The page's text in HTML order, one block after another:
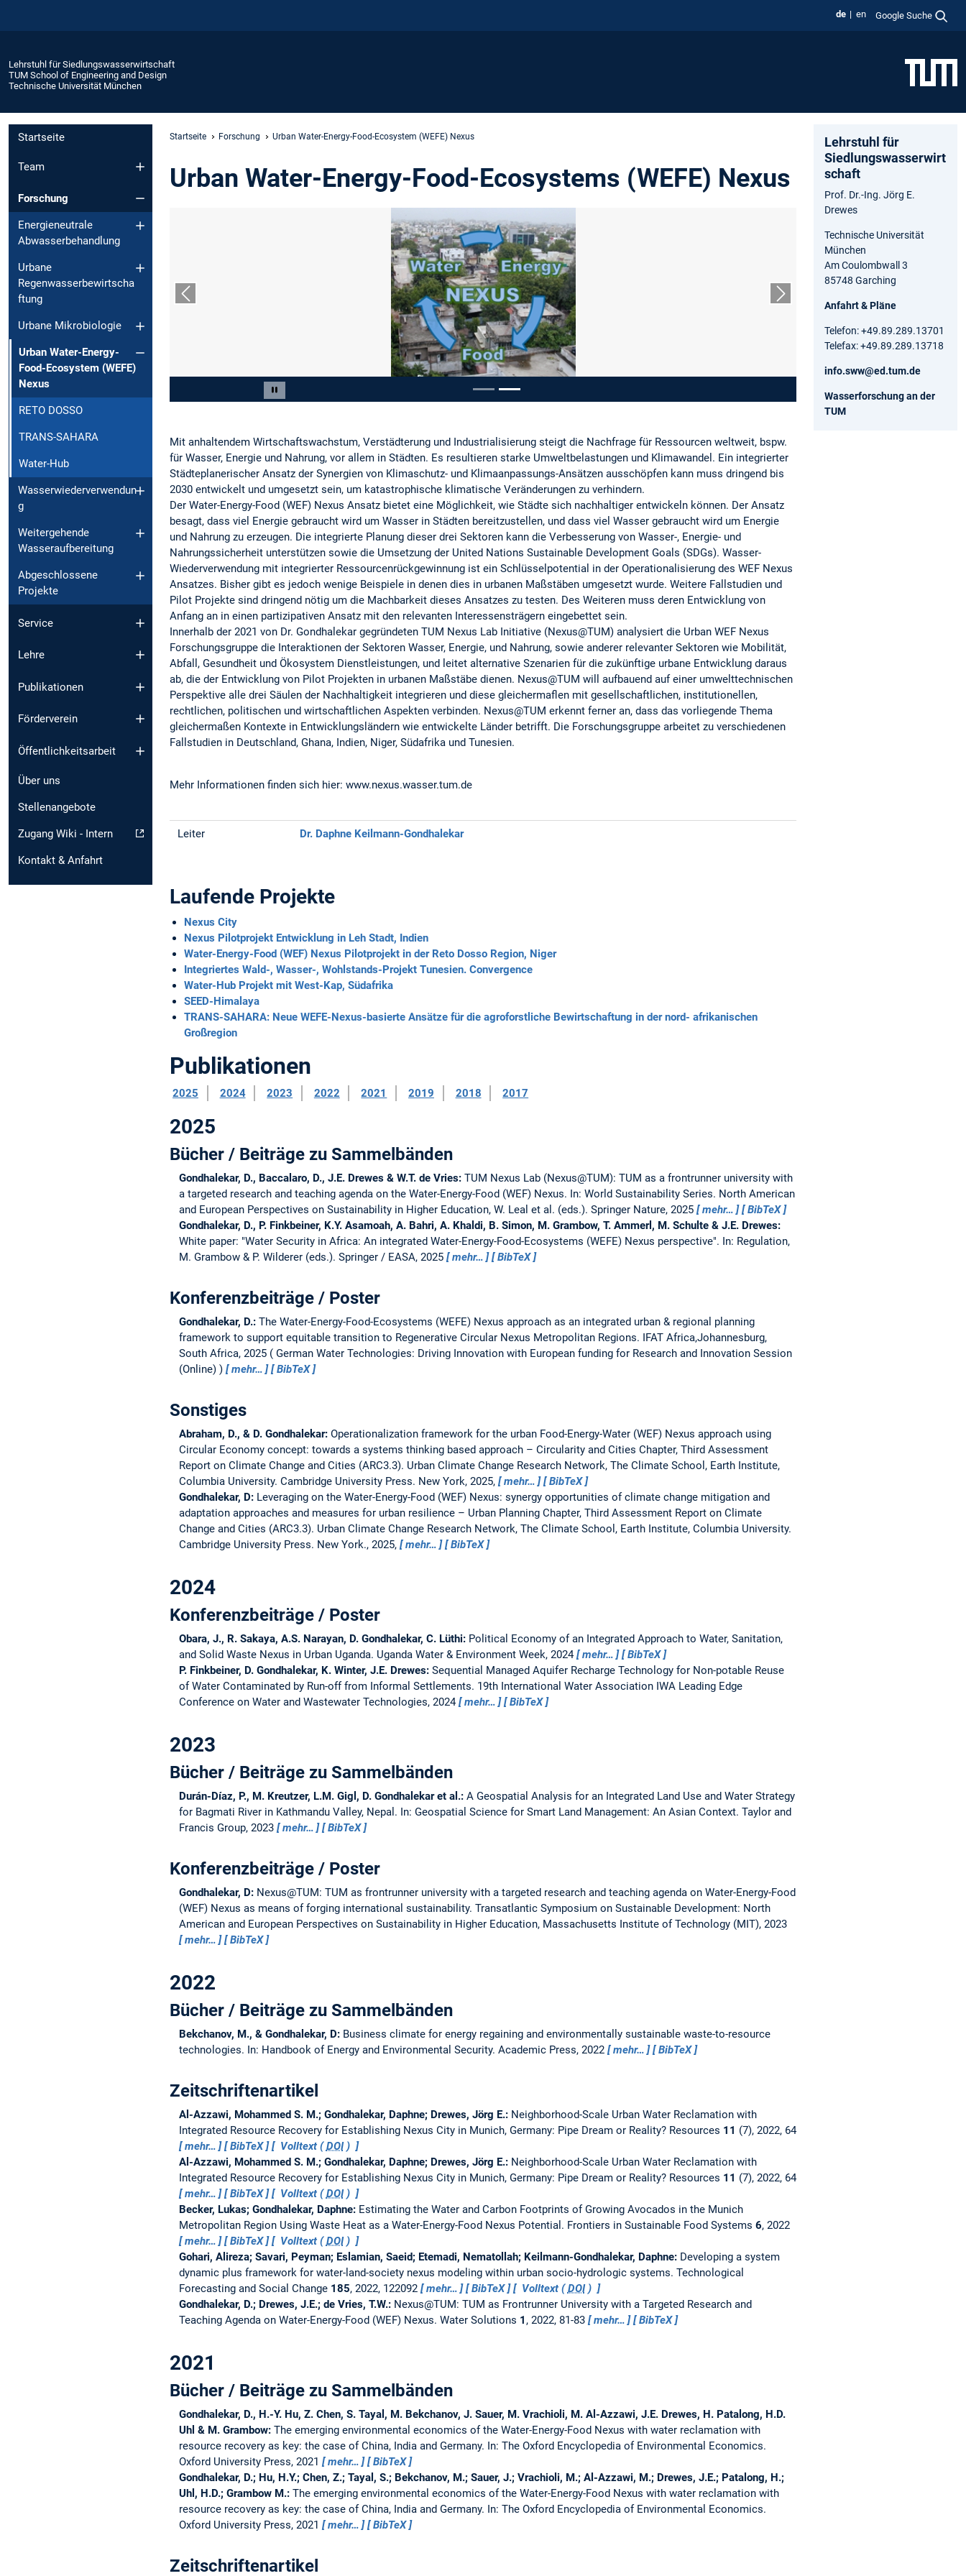
de en Google Suche
Lehrstuhl für Siedlungswasserwirtschaft
TUM School of Engineering and Design
Technische Universität München
Startseite
Team
Forschung
Energieneutrale
Abwasserbehandlung
Urbane
Regenwasserbewirtscha
ftung
Urbane Mikrobiologie
Urban Water-Energy-
Food-Ecosystem (WEFE)
Nexus
RETO DOSSO
TRANS-SAHARA
Water-Hub
Wasserwiederverwendun
g
Weitergehende
Wasseraufbereitung
Abgeschlossene
Projekte
Service
Lehre
Publikationen
Förderverein
Öffentlichkeitsarbeit
Über uns
Stellenangebote
Zugang Wiki - Intern
Kontakt & Anfahrt
Startseite Forschung Urban Water-Energy-Food-Ecosystem (WEFE) Nexus
Urban Water-Energy-Food-Ecosystems (WEFE) Nexus
Carousel pausieren
Vorheriger Slide Nächster Slide
Mit anhaltendem Wirtschaftswachstum, Verstädterung und Industrialisierung steigt die Nachfrage für Ressourcen weltweit, bspw.
für Wasser, Energie und Nahrung, vor allem in Städten. Es resultieren starke Umweltbelastungen und Klimawandel. Ein integrierter
Städteplanerischer Ansatz der Synergien von Klimaschutz- und Klimaanpassungs-Ansätzen ausschöpfen kann muss dringend bis
2030 entwickelt und umgesetzt sein, um katastrophische klimatische Veränderungen zu verhindern.
Der Water-Energy-Food (WEF) Nexus Ansatz bietet eine Möglichkeit, wie Städte sich nachhaltiger entwickeln können. Der Ansatz
besagt, dass viel Energie gebraucht wird um Wasser in Städten bereitzustellen, und dass viel Wasser gebraucht wird um Energie
und Nahrung zu erzeugen. Die integrierte Planung dieser drei Sektoren kann die Verbesserung von Wasser-, Energie- und
Nahrungssicherheit unterstützen sowie die Umsetzung der United Nations Sustainable Development Goals (SDGs). Wasser-
Wiederverwendung mit integrierter Ressourcenrückgewinnung ist ein Schlüsselpotential in der Operationalisierung des WEF Nexus
Ansatzes. Bisher gibt es jedoch wenige Beispiele in denen dies in urbanen Maßstäben umgesetzt wurde. Weitere Fallstudien und
Pilot Projekte sind dringend nötig um die Machbarkeit dieses Ansatzes zu testen. Des Weiteren muss deren Entwicklung von
Anfang an in einen partizipativen Ansatz mit den relevanten Interessensträgern eingebettet sein.
Innerhalb der 2021 von Dr. Gondhalekar gegründeten TUM Nexus Lab Initiative (Nexus@TUM) analysiert die Urban WEF Nexus
Forschungsgruppe die Interaktionen der Sektoren Wasser, Energie, und Nahrung, sowie anderer relevanter Sektoren wie Mobilität,
Abfall, Gesundheit und Ökosystem Dienstleistungen, und leitet alternative Szenarien für die zukünftige urbane Entwicklung daraus
ab, die der Entwicklung von Pilot Projekten in urbanen Maßstäbe dienen. Nexus@TUM will aufbauend auf einer umwelttechnischen
Perspektive alle drei Säulen der Nachhaltigkeit integrieren und diese gleichermaflen mit gesellschaftlichen, institutionellen,
rechtlichen, politischen und wirtschaftlichen Aspekten verbinden. Nexus@TUM erkennt ferner an, dass das vorliegende Thema
gleichermaßen Kontexte in Entwicklungsländern wie entwickelte Länder betrifft. Die Forschungsgruppe arbeitet zu verschiedenen
Fallstudien in Deutschland, Ghana, Indien, Niger, Südafrika und Tunesien.
Mehr Informationen finden sich hier: www.nexus.wasser.tum.de
Leiter Dr. Daphne Keilmann-Gondhalekar
Laufende Projekte
Nexus City
Nexus Pilotprojekt Entwicklung in Leh Stadt, Indien
Water-Energy-Food (WEF) Nexus Pilotprojekt in der Reto Dosso Region, Niger
Integriertes Wald-, Wasser-, Wohlstands-Projekt Tunesien. Convergence
Water-Hub Projekt mit West-Kap, Südafrika
SEED-Himalaya
TRANS-SAHARA: Neue WEFE-Nexus-basierte Ansätze für die agroforstliche Bewirtschaftung in der nord- afrikanischen
Großregion
Publikationen
2025 2024 2023 2022 2021 2019 2018 2017
2025
Bücher / Beiträge zu Sammelbänden
Gondhalekar, D., Baccalaro, D., J.E. Drewes & W.T. de Vries: TUM Nexus Lab (Nexus@TUM): TUM as a frontrunner university with
a targeted research and teaching agenda on the Water-Energy-Food (WEF) Nexus. In: World Sustainability Series. North American
and European Perspectives on Sustainability in Higher Education, W. Leal et al. (eds.). Springer Nature, 2025
mehr…
BibTeX
Gondhalekar, D., P. Finkbeiner, K.Y. Asamoah, A. Bahri, A. Khaldi, B. Simon, M. Grambow, T. Ammerl, M. Schulte & J.E. Drewes:
White paper: "Water Security in Africa: An integrated Water-Energy-Food-Ecosystems (WEFE) Nexus perspective". In: Regulation,
M. Grambow & P. Wilderer (eds.). Springer / EASA, 2025
mehr… BibTeX
Konferenzbeiträge / Poster
Gondhalekar, D.: The Water-Energy-Food-Ecosystems (WEFE) Nexus approach as an integrated urban & regional planning
framework to support equitable transition to Regenerative Circular Nexus Metropolitan Regions. IFAT Africa,Johannesburg,
South Africa, 2025
German Water Technologies: Driving Innovation with European funding for Research and Innovation Session
(Online)
mehr… BibTeX
Sonstiges
Abraham, D., & D. Gondhalekar: Operationalization framework for the urban Food-Energy-Water (WEF) Nexus approach using
Circular Economy concept: towards a systems thinking based approach – Circularity and Cities Chapter, Third Assessment
Report on Climate Change and Cities (ARC3.3). Urban Climate Change Research Network, The Climate School, Earth Institute,
Columbia University. Cambridge University Press. New York, 2025,
mehr…
BibTeX
Gondhalekar, D: Leveraging on the Water-Energy-Food (WEF) Nexus: synergy opportunities of climate change mitigation and
adaptation approaches and measures for urban resilience – Urban Planning Chapter, Third Assessment Report on Climate
Change and Cities (ARC3.3). Urban Climate Change Research Network, The Climate School, Earth Institute, Columbia University.
Cambridge University Press. New York., 2025,
mehr… BibTeX
2024
Konferenzbeiträge / Poster
Obara, J., R. Sakaya, A.S. Narayan, D. Gondhalekar, C. Lüthi: Political Economy of an Integrated Approach to Water, Sanitation,
and Solid Waste Nexus in Urban Uganda. Uganda Water & Environment Week, 2024 mehr…
BibTeX
P. Finkbeiner, D. Gondhalekar, K. Winter, J.E. Drewes: Sequential Managed Aquifer Recharge Technology for Non-potable Reuse
of Water Contaminated by Run-off from Informal Settlements. 19th International Water Association IWA Leading Edge
Conference on Water and Wastewater Technologies, 2024
mehr… BibTeX
2023
Bücher / Beiträge zu Sammelbänden
Durán-Díaz, P., M. Kreutzer, L.M. Gigl, D. Gondhalekar et al.: A Geospatial Analysis for an Integrated Land Use and Water Strategy
for Bagmati River in Kathmandu Valley, Nepal. In: Geospatial Science for Smart Land Management: An Asian Context. Taylor and
Francis Group, 2023
mehr… BibTeX
Konferenzbeiträge / Poster
Gondhalekar, D: Nexus@TUM: TUM as frontrunner university with a targeted research and teaching agenda on Water-Energy-Food
(WEF) Nexus as means of forging international sustainability. Transatlantic Symposium on Sustainable Development: North
American and European Perspectives on Sustainability in Higher Education, Massachusetts Institute of Technology (MIT), 2023
mehr…
BibTeX
2022
Bücher / Beiträge zu Sammelbänden
Bekchanov, M., & Gondhalekar, D: Business climate for energy regaining and environmentally sustainable waste-to-resource
technologies. In: Handbook of Energy and Environmental Security. Academic Press, 2022 mehr… BibTeX
Zeitschriftenartikel
Al-Azzawi, Mohammed S. M.; Gondhalekar, Daphne; Drewes, Jörg E.: Neighborhood-Scale Urban Water Reclamation with
Integrated Resource Recovery for Establishing Nexus City in Munich, Germany: Pipe Dream or Reality? Resources 11 (7), 2022, 64
mehr…
BibTeX Volltext (DOI)
Al-Azzawi, Mohammed S. M.; Gondhalekar, Daphne; Drewes, Jörg E.: Neighborhood-Scale Urban Water Reclamation with
Integrated Resource Recovery for Establishing Nexus City in Munich, Germany: Pipe Dream or Reality? Resources 11 (7), 2022, 64
mehr…
BibTeX Volltext (DOI)
Becker, Lukas; Gondhalekar, Daphne: Estimating the Water and Carbon Footprints of Growing Avocados in the Munich
Metropolitan Region Using Waste Heat as a Water-Energy-Food Nexus Potential. Frontiers in Sustainable Food Systems 6, 2022
mehr…
BibTeX Volltext (DOI)
Gohari, Alireza; Savari, Peyman; Eslamian, Saeid; Etemadi, Nematollah; Keilmann-Gondhalekar, Daphne: Developing a system
dynamic plus framework for water-land-society nexus modeling within urban socio-hydrologic systems. Technological
Forecasting and Social Change 185, 2022, 122092 mehr… BibTeX Volltext (DOI)
Gondhalekar, D.; Drewes, J.E.; de Vries, T.W.: Nexus@TUM: TUM as Frontrunner University with a Targeted Research and
Teaching Agenda on Water-Energy-Food (WEF) Nexus. Water Solutions 1 , 2022, 81-83 mehr… BibTeX
2021
Bücher / Beiträge zu Sammelbänden
Gondhalekar, D., H.-Y. Hu, Z. Chen, S. Tayal, M. Bekchanov, J. Sauer, M. Vrachioli, M. Al-Azzawi, J.E. Drewes, H. Patalong, H.D.
Uhl & M. Grambow: The emerging environmental economics of the Water-Energy-Food Nexus with water reclamation with
resource recovery as key: the case of China, India and Germany. In: The Oxford Encyclopedia of Environmental Economics.
Oxford University Press, 2021
mehr…
BibTeX
Gondhalekar, D.; Hu, H.Y.; Chen, Z.; Tayal, S.; Bekchanov, M.; Sauer, J.; Vrachioli, M.; Al-Azzawi, M.; Drewes, J.E.; Patalong, H.;
Uhl, H.D.; Grambow M.: The emerging environmental economics of the Water-Energy-Food Nexus with water reclamation with
resource recovery as key: the case of China, India and Germany. In: The Oxford Encyclopedia of Environmental Economics.
Oxford University Press, 2021
mehr… BibTeX
Zeitschriftenartikel
Lehrstuhl für
Siedlungswasserwirt
schaft
Prof. Dr.-Ing. Jörg E.
Drewes
Technische Universität
München
Am Coulombwall 3
85748 Garching
Anfahrt & Pläne
Telefon: +49.89.289.13701
Telefax: +49.89.289.13718
info.sww@ed.tum.de
Wasserforschung an der
TUM